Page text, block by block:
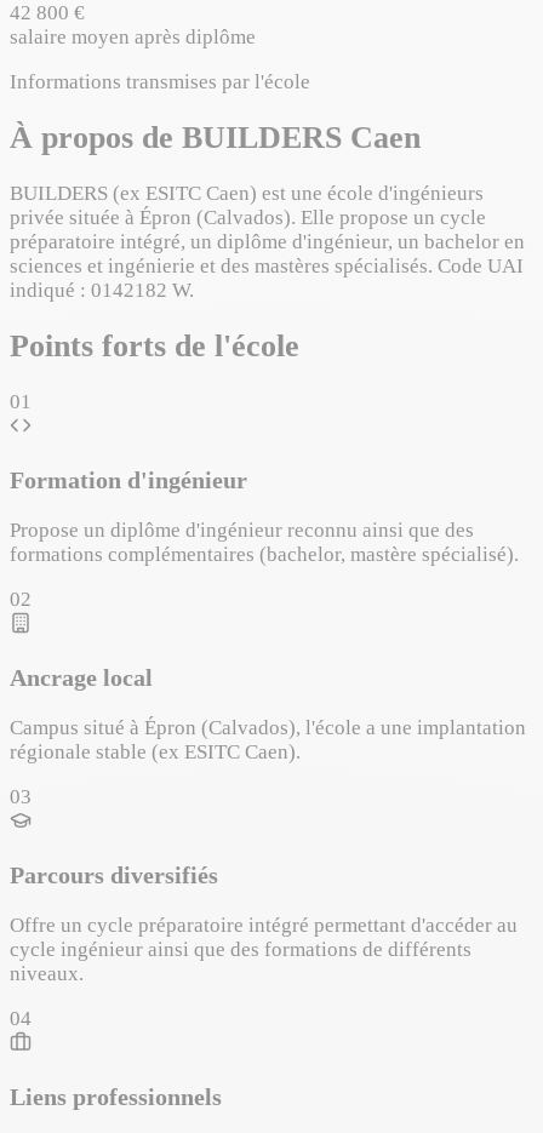
42 800 €
salaire moyen après diplôme
Informations transmises par l'école
À propos de BUILDERS Caen
BUILDERS (ex ESITC Caen) est une école d'ingénieurs
privée située à Épron (Calvados). Elle propose un cycle
préparatoire intégré, un diplôme d'ingénieur, un bachelor en
sciences et ingénierie et des mastères spécialisés. Code UAI
indiqué : 0142182 W.
Points forts de l'école
01
Formation d'ingénieur
Propose un diplôme d'ingénieur reconnu ainsi que des
formations complémentaires (bachelor, mastère spécialisé).
02
Ancrage local
Campus situé à Épron (Calvados), l'école a une implantation
régionale stable (ex ESITC Caen).
03
Parcours diversifiés
Offre un cycle préparatoire intégré permettant d'accéder au
cycle ingénieur ainsi que des formations de différents
niveaux.
04
Liens professionnels